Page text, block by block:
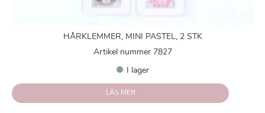
HÅRKLEMMER, MINI PASTEL, 2 STK
Artikel nummer 7827
I lager
LÄS MER